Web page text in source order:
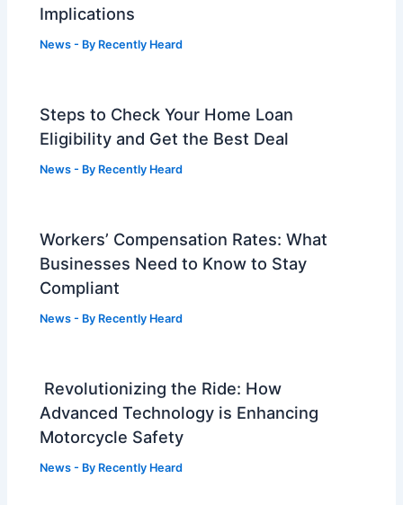
Implications
News - By Recently Heard
Steps to Check Your Home Loan
Eligibility and Get the Best Deal
News - By Recently Heard
Workers’ Compensation Rates: What
Businesses Need to Know to Stay
Compliant
News - By Recently Heard
Revolutionizing the Ride: How
Advanced Technology is Enhancing
Motorcycle Safety
News - By Recently Heard